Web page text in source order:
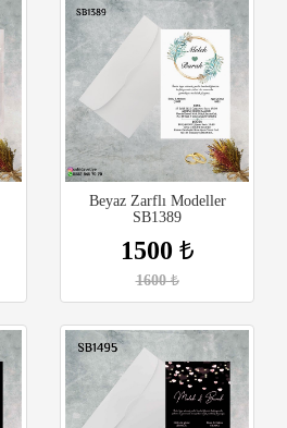
Beyaz Zarflı Modeller
SB1389
1500 ₺
1600₺